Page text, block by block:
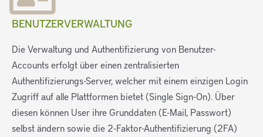
BENUTZERVERWALTUNG
Die Verwaltung und Authentifizierung von Benutzer-
Accounts erfolgt über einen zentralisierten
Authentifizierungs-Server, welcher mit einem einzigen Login
Zugriff auf alle Plattformen bietet (Single Sign-On). Über
diesen können User ihre Grunddaten (E-Mail, Passwort)
selbst ändern sowie die 2-Faktor-Authentifizierung (2FA)